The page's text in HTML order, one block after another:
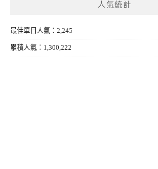
人氣統計
最佳單日人氣：2,245
累積人氣：1,300,222